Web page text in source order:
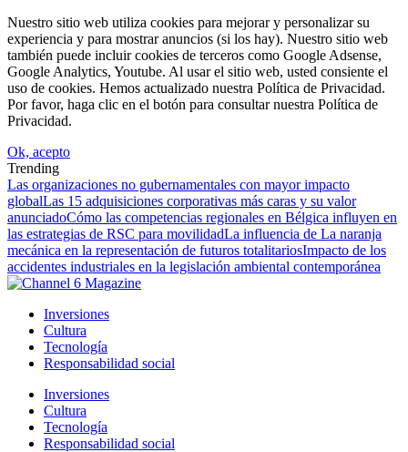
Nuestro sitio web utiliza cookies para mejorar y personalizar su
experiencia y para mostrar anuncios (si los hay). Nuestro sitio web
también puede incluir cookies de terceros como Google Adsense,
Google Analytics, Youtube. Al usar el sitio web, usted consiente el
uso de cookies. Hemos actualizado nuestra Política de Privacidad.
Por favor, haga clic en el botón para consultar nuestra Política de
Privacidad.
Ok, acepto
Trending
Las organizaciones no gubernamentales con mayor impacto
globalLas 15 adquisiciones corporativas más caras y su valor
anunciadoCómo las competencias regionales en Bélgica influyen en
las estrategias de RSC para movilidadLa influencia de La naranja
mecánica en la representación de futuros totalitariosImpacto de los
accidentes industriales en la legislación ambiental contemporánea
Inversiones
Cultura
Tecnología
Responsabilidad social
Inversiones
Cultura
Tecnología
Responsabilidad social